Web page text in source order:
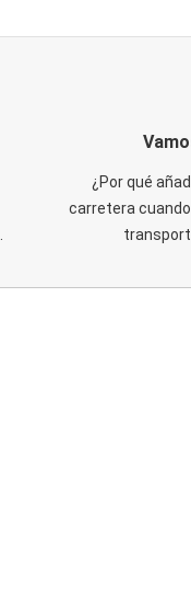
¿Por qué
carretera